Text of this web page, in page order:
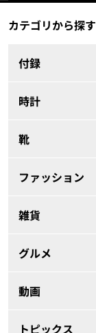
カテゴリから探す
付録
時計
靴
ファッション
雑貨
グルメ
動画
トピックス